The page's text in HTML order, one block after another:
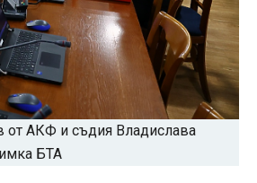
от АКФ и съдия Владислава
БТА